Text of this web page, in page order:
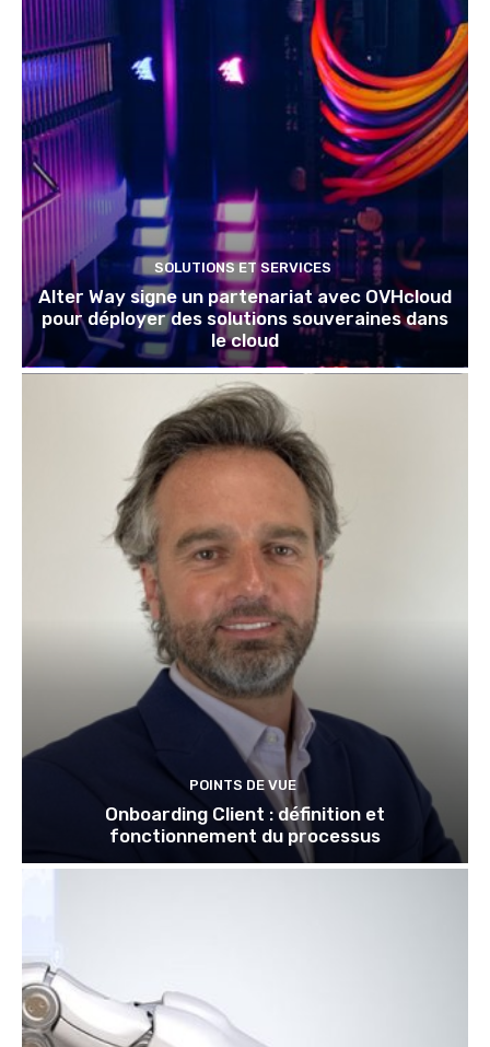
SOLUTIONS ET SERVICES
Alter Way signe un partenariat avec OVHcloud
pour déployer des solutions souveraines dans
le cloud
POINTS DE VUE
Onboarding Client : définition et
fonctionnement du processus